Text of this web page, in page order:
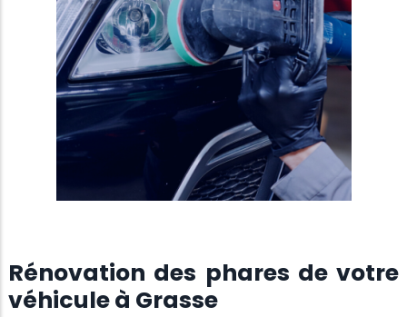
Rénovation des phares de votre
véhicule à Grasse